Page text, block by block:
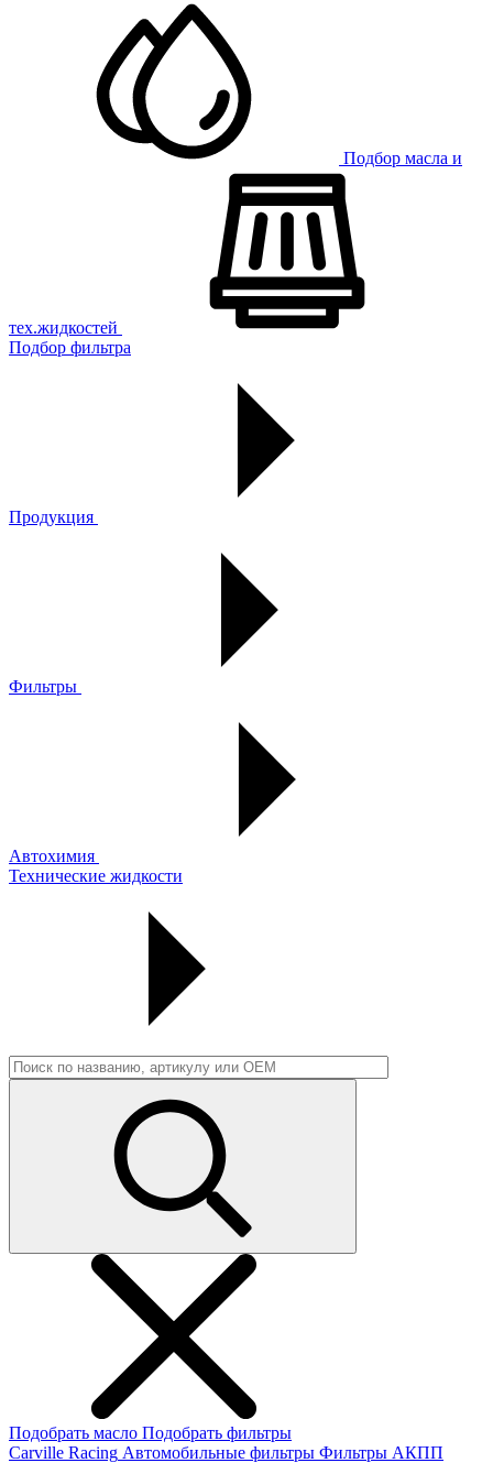
Подбор масла и
тех.жидкостей
Подбор фильтра
Продукция
Фильтры
Автохимия
Технические жидкости
Подобрать масло Подобрать фильтры
Carville Racing Автомобильные фильтры Фильтры АКПП